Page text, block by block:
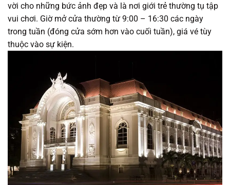
vời cho những bức ảnh đẹp và là nơi giới trẻ thường tụ tập
vui chơi. Giờ mở cửa thường từ 9:00 – 16:30 các ngày
trong tuần (đóng cửa sớm hơn vào cuối tuần), giá vé tùy
thuộc vào sự kiện.